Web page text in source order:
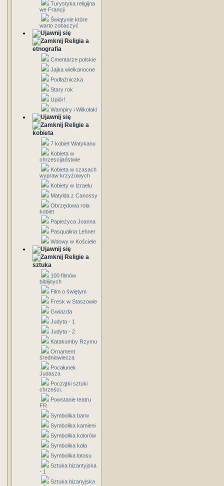
Turystyka religijna
we Francji
Świątynie które
warto zobaczyć
Religia a
etnografia
Cmentarze polskie
Jajka wielkanocne
Podłaźniczka
Stary rok
Upiór!
Wampiry i Wilkołaki
Religie a
kobieta
7 kobiet Watykanu
Kobieta w
chrzescijaństwie
Kobieta w czasach
wypraw krzyżowych
Kobiety w Izraelu
Matylda z Canossy
Obrzędowa rola
kobiet
Papieżyca Joanna
Pasqualina Lehner
Wdowy w Kościele
Religie a
sztuka
100 filmów
biblijnych
Film o świętym
Fresk w Staszowie
Gwiazda
Judyta - 1
Judyta - 2
Katakumby Rzymu
Ornament
średniowiecza
Pocałunek
Judasza
Początki sztuki
chrześci.
Powstanie teatru
FR
Symbolika barw
Symbolika kamieni
Symbolika kolorów
Symbolika koła
Symbolika lotosu
Sztuka bizantyjska
- 1
Sztuka bizanyjska